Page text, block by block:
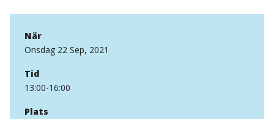
När
Onsdag 22 Sep, 2021
Tid
13:00-16:00
Plats